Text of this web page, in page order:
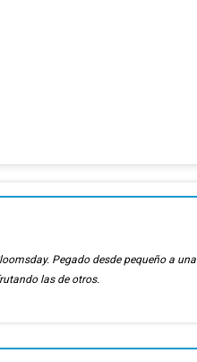
Pegado desde pequeño a una
las de otros.